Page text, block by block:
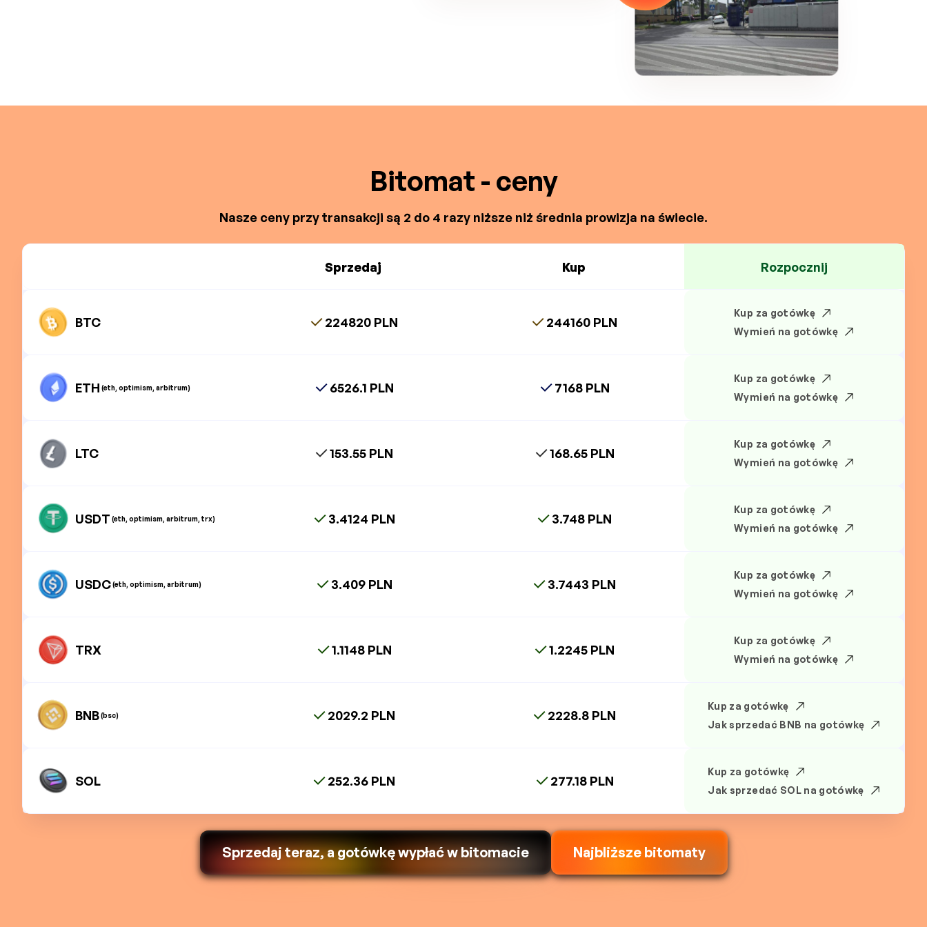
Bitomat - ceny
Nasze ceny przy transakcji są 2 do 4 razy niższe niż średnia prowizja na świecie.
Sprzedaj Kup Rozpocznij
BTC 224820 PLN 244160 PLN
Kup za gotówkę
Wymień na gotówkę
ETH (eth, optimism, arbitrum) 6526.1 PLN 7168 PLN
Kup za gotówkę
Wymień na gotówkę
LTC 153.55 PLN 168.65 PLN
Kup za gotówkę
Wymień na gotówkę
USDT (eth, optimism, arbitrum, trx) 3.4124 PLN 3.748 PLN
Kup za gotówkę
Wymień na gotówkę
USDC(eth, optimism, arbitrum) 3.409 PLN 3.7443 PLN
Kup za gotówkę
Wymień na gotówkę
TRX 1.1148 PLN 1.2245 PLN
Kup za gotówkę
Wymień na gotówkę
BNB(bsc) 2029.2 PLN 2228.8 PLN
Kup za gotówkę
Jak sprzedać BNB na gotówkę
SOL 252.36 PLN 277.18 PLN
Kup za gotówkę
Jak sprzedać SOL na gotówkę
Sprzedaj teraz, a gotówkę wypłać w bitomacie Najbliższe bitomaty